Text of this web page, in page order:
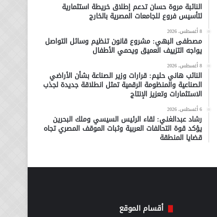
النائبة مروة حسان تدعم إطلاق خريطة استثمارية
لتأسيس فروع للجامعات المصرية بالخارج
8 أغسطس، 2026
مصطفى البهي: مشروع قانون تنظيم وسائل التواصل
يواجه التزييف العميق ويحمي الأطفال
8 أغسطس، 2026
النائب هاني حليم: قرارات وزير الصناعة بشأن الأراضي
الصناعية والمنظومة الرقمية تمثل انطلاقة جديدة لجذب
الاستثمارات وتعزيز الإنتاج
6 أغسطس، 2026
رشاد عبدالغني: لقاء الرئيس السيسي وملك البحرين
يؤكد قوة التحالفات العربية وثبات الموقف المصري تجاه
قضايا المنطقة
أقسام الموقع